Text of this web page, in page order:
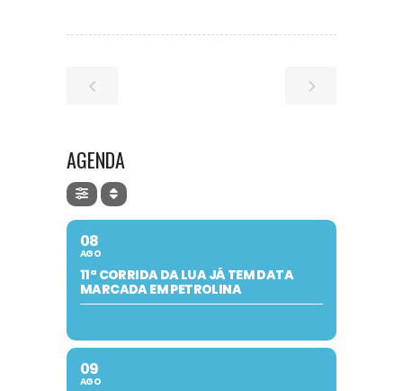
AGENDA
08
AGO
11ª CORRIDA DA LUA JÁ TEM DATA
MARCADA EM PETROLINA
09
AGO